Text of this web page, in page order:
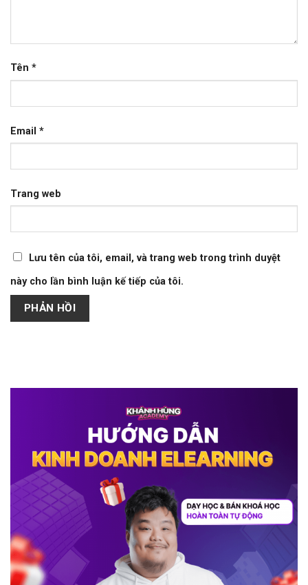
Tên *
Email *
Trang web
Lưu tên của tôi, email, và trang web trong trình duyệt
này cho lần bình luận kế tiếp của tôi.